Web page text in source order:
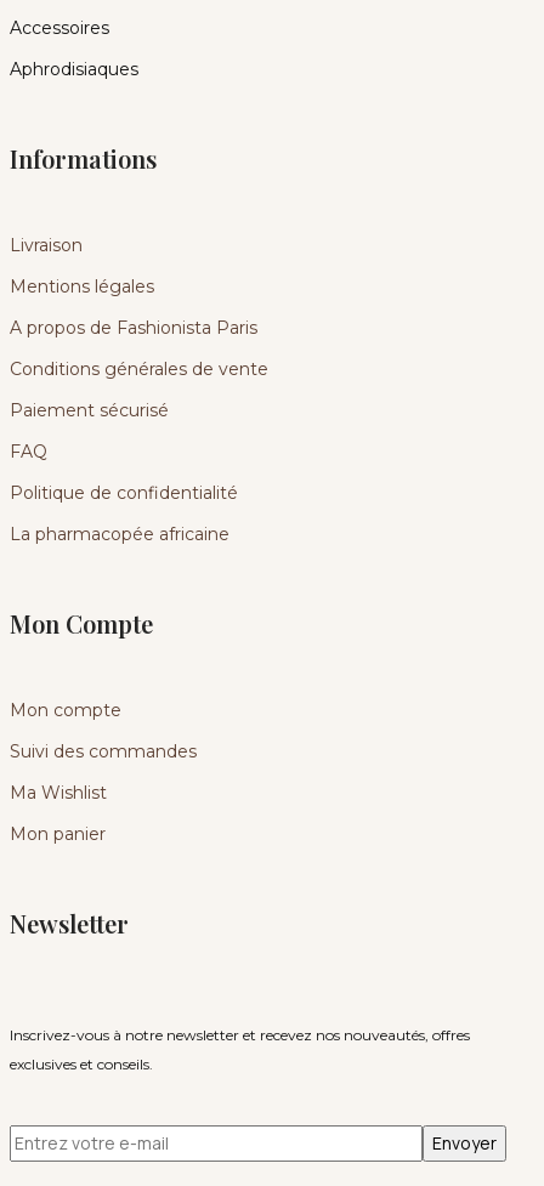
Accessoires
Aphrodisiaques
Informations
Livraison
Mentions légales
A propos de Fashionista Paris
Conditions générales de vente
Paiement sécurisé
FAQ
Politique de confidentialité
La pharmacopée africaine
Mon Compte
Mon compte
Suivi des commandes
Ma Wishlist
Mon panier
Newsletter
Inscrivez-vous à notre newsletter et recevez nos nouveautés, offres
exclusives et conseils.